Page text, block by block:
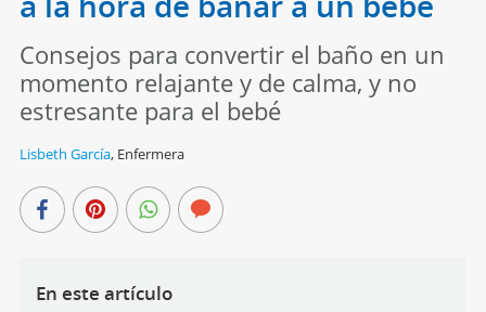
Consejos para convertir el baño en un
momento relajante y de calma, y no
estresante para el bebé
Lisbeth García, Enfermera
En este artículo